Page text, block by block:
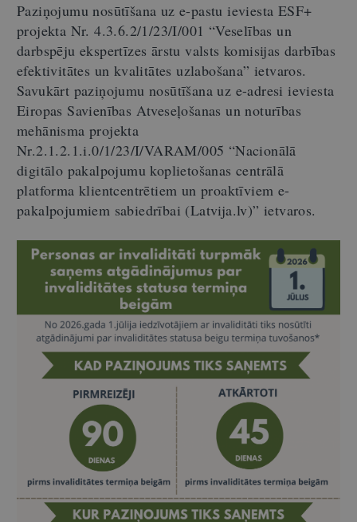
Paziņojumu nosūtīšana uz e-pastu ieviesta ESF+
projekta Nr. 4.3.6.2/1/23/I/001 “Veselības un
darbspēju ekspertīzes ārstu valsts komisijas darbības
efektivitātes un kvalitātes uzlabošana” ietvaros.
Savukārt paziņojumu nosūtīšana uz e-adresi ieviesta
Eiropas Savienības Atveseļošanas un noturības
mehānisma projekta
Nr.2.1.2.1.i.0/1/23/I/VARAM/005 “Nacionālā
digitālo pakalpojumu koplietošanas centrālā
platforma klientcentrētiem un proaktīviem e-
pakalpojumiem sabiedrībai (Latvija.lv)” ietvaros.